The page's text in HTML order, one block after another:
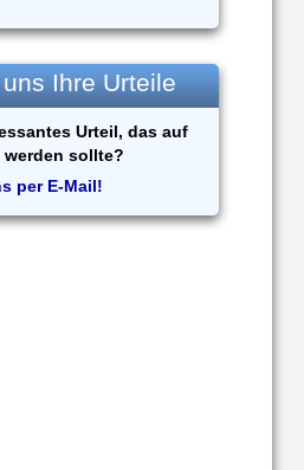
Ihre Urteile
Urteil, das auf
sollte?
per E-Mail!